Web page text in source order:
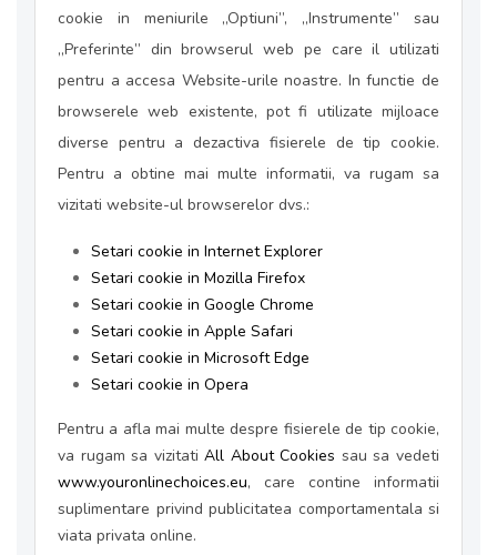
cookie in meniurile „Optiuni”, „Instrumente” sau
„Preferinte” din browserul web pe care il utilizati
pentru a accesa Website-urile noastre. In functie de
browserele web existente, pot fi utilizate mijloace
diverse pentru a dezactiva fisierele de tip cookie.
Pentru a obtine mai multe informatii, va rugam sa
vizitati website-ul browserelor dvs.:
Setari cookie in Internet Explorer
Setari cookie in Mozilla Firefox
Setari cookie in Google Chrome
Setari cookie in Apple Safari
Setari cookie in Microsoft Edge
Setari cookie in Opera
Pentru a afla mai multe despre fisierele de tip cookie,
va rugam sa vizitatiAll About Cookies sau sa vedeti
www.youronlinechoices.eu, care contine informatii
suplimentare privind publicitatea comportamentala si
viata privata online.